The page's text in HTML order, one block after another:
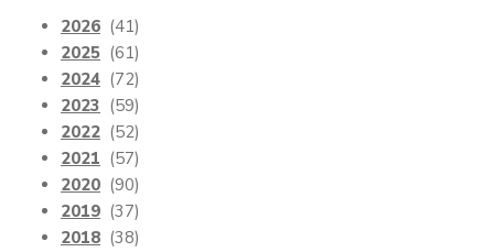
2026 (41)
2025 (61)
2024 (72)
2023 (59)
2022 (52)
2021 (57)
2020 (90)
2019 (37)
2018 (38)